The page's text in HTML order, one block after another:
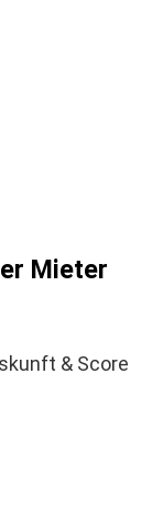
Mieter
& Score